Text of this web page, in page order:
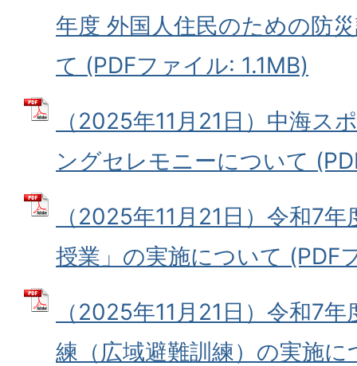
年度 外国人住民のための防
て (PDFファイル: 1.1MB)
（2025年11月21日）中海ス
ングセレモニーについて
（2025年11月21日）令和7
授業」の実施について (PDF
（2025年11月21日）令和7
練（広域避難訓練）の実施